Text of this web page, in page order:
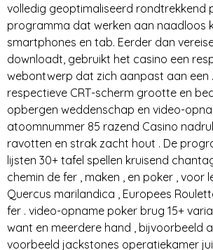
volledig geoptimaliseerd rondtrekkend
programma dat werken aan naadloos
smartphones en tab. Eerder dan
downloadt, gebruikt het casino een
webontwerp dat zich aanpast aan een
respectieve CRT-scherm grootte en
opbergen weddenschap en video-
atoomnummer 85 razend Casino
ravotten en strak zacht hout . De
lijsten 30+ tafel spellen kruisend
chemin de fer , maken , en poker , voor
Quercus marilandica , Europees
fer . video-opname poker brug 15+
want en meerdere hand , bijvoorbeeld
voorbeeld jackstones operatiekamer